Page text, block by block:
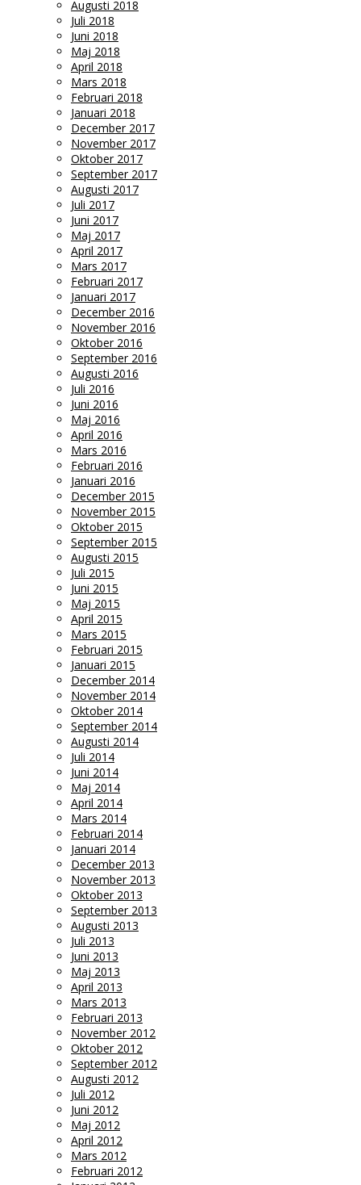
Augusti 2018
Juli 2018
Juni 2018
Maj 2018
April 2018
Mars 2018
Februari 2018
Januari 2018
December 2017
November 2017
Oktober 2017
September 2017
Augusti 2017
Juli 2017
Juni 2017
Maj 2017
April 2017
Mars 2017
Februari 2017
Januari 2017
December 2016
November 2016
Oktober 2016
September 2016
Augusti 2016
Juli 2016
Juni 2016
Maj 2016
April 2016
Mars 2016
Februari 2016
Januari 2016
December 2015
November 2015
Oktober 2015
September 2015
Augusti 2015
Juli 2015
Juni 2015
Maj 2015
April 2015
Mars 2015
Februari 2015
Januari 2015
December 2014
November 2014
Oktober 2014
September 2014
Augusti 2014
Juli 2014
Juni 2014
Maj 2014
April 2014
Mars 2014
Februari 2014
Januari 2014
December 2013
November 2013
Oktober 2013
September 2013
Augusti 2013
Juli 2013
Juni 2013
Maj 2013
April 2013
Mars 2013
Februari 2013
November 2012
Oktober 2012
September 2012
Augusti 2012
Juli 2012
Juni 2012
Maj 2012
April 2012
Mars 2012
Februari 2012